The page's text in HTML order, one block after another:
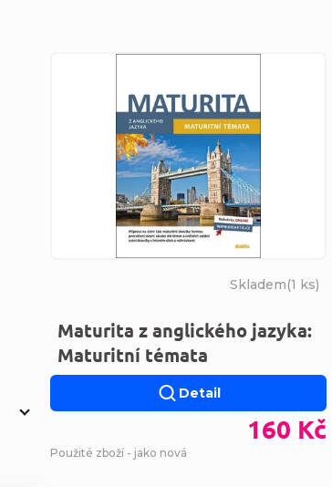
Maturita z anglického jazyka:
Maturitní témata
Skladem(1 ks)
160 Kč
Detail
Použité zboží - jako nová